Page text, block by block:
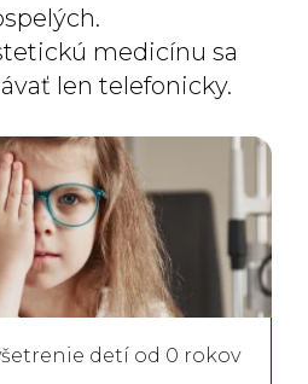
medicínu sa
len telefonicky.
detí od 0 rokov